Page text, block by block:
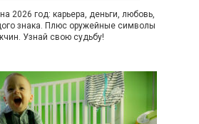
2026 год: карьера, деньги, любовь,
знака. Плюс оружейные символы
Узнай свою судьбу!